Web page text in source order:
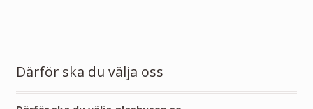
Därför ska du välja oss